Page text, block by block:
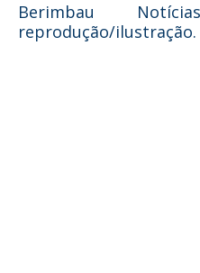
Berimbau
reprodução/ilustração.